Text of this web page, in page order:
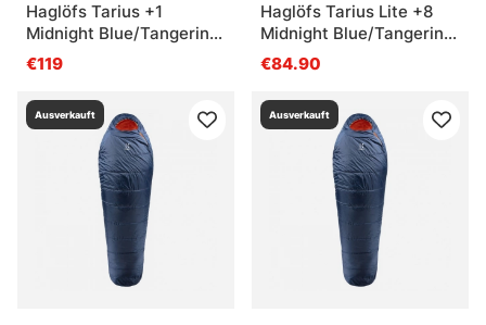
Haglöfs Tarius +1
Midnight Blue/Tangerine
- 190cm
€119
Haglöfs Tarius Lite +8
Midnight Blue/Tangerine
- 190cm
€84.90
Ausverkauft Ausverkauft